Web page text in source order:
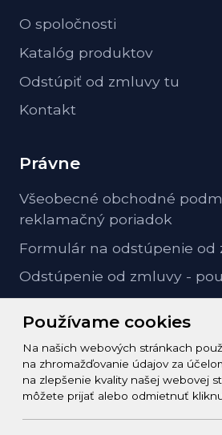
Používame cookies
Na našich webových stránkach
na zhromažďovanie údajov za
na zlepšenie kvality našej webovej
môžete prijať alebo odmietnuť
O spoločnosti
Katalóg produktov
Odstúpiť od zmluvy tu
Kontakt
Právne
Všeobecné obchodné
reklamačný poriadok
Formulár na odstúpenie od
Odstúpenie od zmluvy -
GDPR ochrana osobných
Kontakt
info@zeleziarstvo-
+421456812908